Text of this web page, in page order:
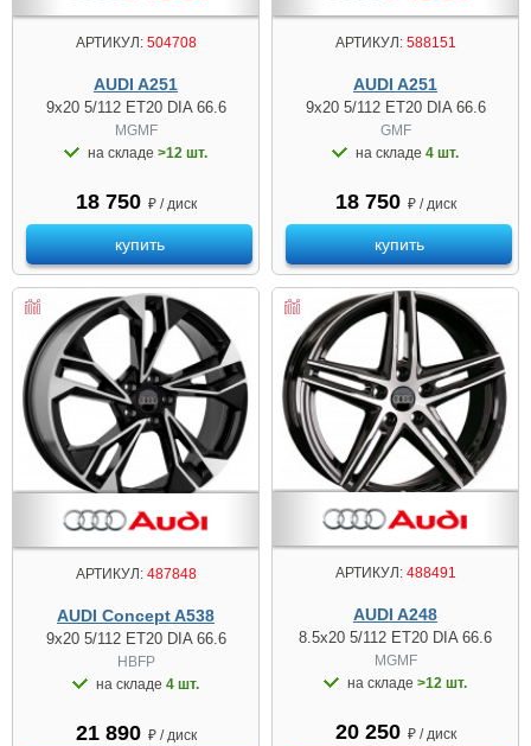
АРТИКУЛ:504708
AUDI A251
9x20 5/112 ET20 DIA 66.6
MGMF
на складе >12 шт.
18 750 ₽ / диск
купить
АРТИКУЛ:588151
AUDI A251
9x20 5/112 ET20 DIA 66.6
GMF
на складе 4 шт.
18 750 ₽ / диск
купить
АРТИКУЛ:487848
AUDI Concept A538
9x20 5/112 ET20 DIA 66.6
HBFP
на складе 4 шт.
21 890 ₽ / диск
АРТИКУЛ:488491
AUDI A248
8.5x20 5/112 ET20 DIA 66.6
MGMF
на складе >12 шт.
20 250 ₽ / диск